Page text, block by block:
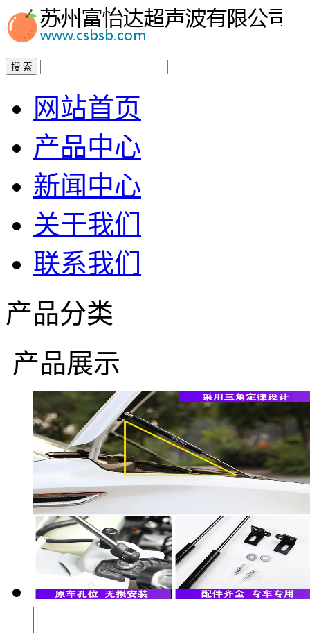
搜 索
网站首页
产品中心
新闻中心
关于我们
联系我们
产品分类
产品展示